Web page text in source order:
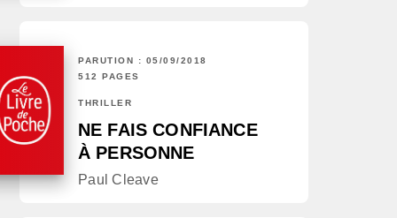
PARUTION : 05/09/2018
512 PAGES
THRILLER
NE FAIS CONFIANCE
À PERSONNE
Paul Cleave